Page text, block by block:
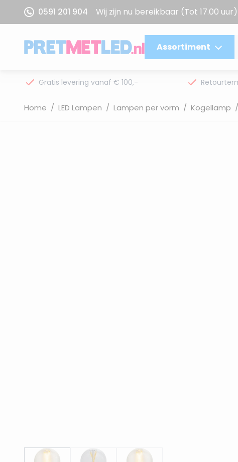
Ga naar de inhoud
0591 201 904 Wij zijn nu bereikbaar (Tot 17.00 uur)
Assortiment
Gratis levering vanaf € 100,-
Home / LED Lampen / Lampen per vorm / Kogellamp /